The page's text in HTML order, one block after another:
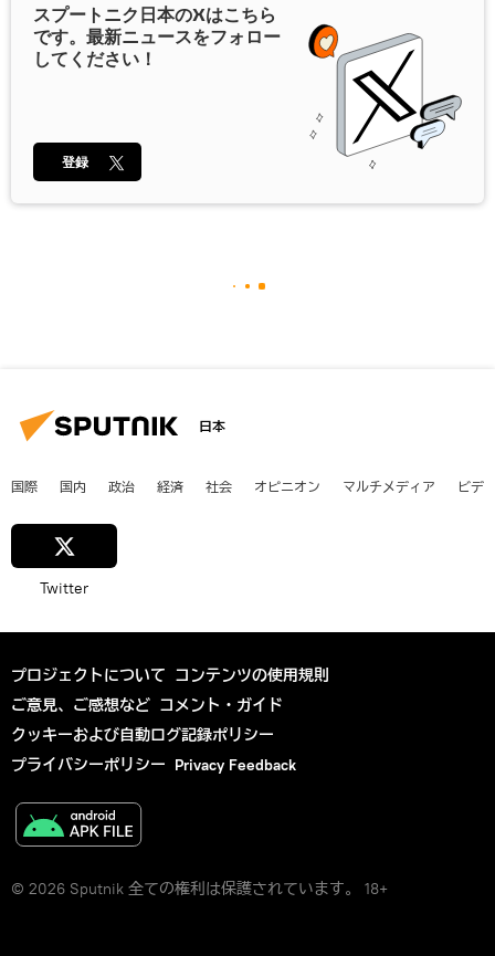
スプートニク日本のXはこちら
です。最新ニュースをフォロー
してください！
登録
日本
国際 国内 政治 経済 社会 オピニオン マルチメディア ビデ
Twitter
プロジェクトについて コンテンツの使用規則
ご意見、ご感想など コメント・ガイド
クッキーおよび自動ログ記録ポリシー
プライバシーポリシー Privacy Feedback
© 2026 Sputnik 全ての権利は保護されています。 18+